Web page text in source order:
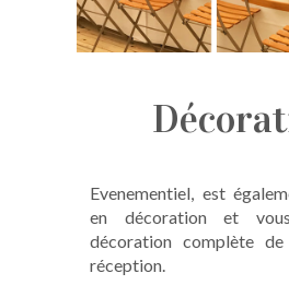
Evenementiel, est
en décoration et
décoration complète
réception.